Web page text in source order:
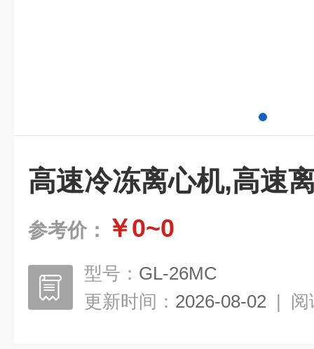
高速冷冻离心机,高速
参考价： ￥0~0
型号： GL-26MC
更新时间： 2026-08-02 | 阅